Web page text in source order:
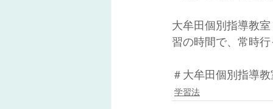
大牟田個別指導教
習の時間で、常時
＃大牟田個別指導
学習法